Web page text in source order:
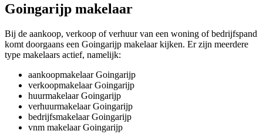
Goingarijp makelaar
Bij de aankoop, verkoop of verhuur van een woning of bedrijfspand
komt doorgaans een Goingarijp makelaar kijken. Er zijn meerdere
type makelaars actief, namelijk:
aankoopmakelaar Goingarijp
verkoopmakelaar Goingarijp
huurmakelaar Goingarijp
verhuurmakelaar Goingarijp
bedrijfsmakelaar Goingarijp
vnm makelaar Goingarijp